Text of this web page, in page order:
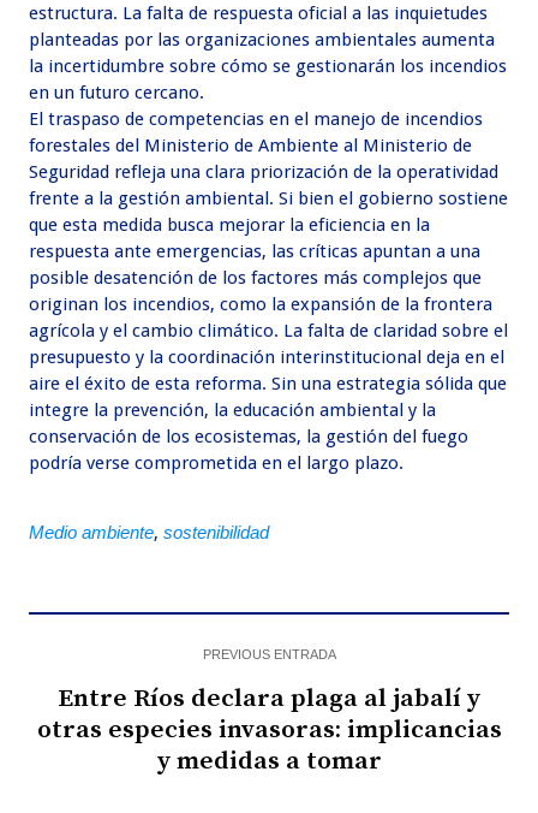
estructura. La falta de respuesta oficial a las inquietudes
planteadas por las organizaciones ambientales aumenta
la incertidumbre sobre cómo se gestionarán los incendios
en un futuro cercano.
El traspaso de competencias en el manejo de incendios
forestales del Ministerio de Ambiente al Ministerio de
Seguridad refleja una clara priorización de la operatividad
frente a la gestión ambiental. Si bien el gobierno sostiene
que esta medida busca mejorar la eficiencia en la
respuesta ante emergencias, las críticas apuntan a una
posible desatención de los factores más complejos que
originan los incendios, como la expansión de la frontera
agrícola y el cambio climático. La falta de claridad sobre el
presupuesto y la coordinación interinstitucional deja en el
aire el éxito de esta reforma. Sin una estrategia sólida que
integre la prevención, la educación ambiental y la
conservación de los ecosistemas, la gestión del fuego
podría verse comprometida en el largo plazo.
Medio ambiente,sostenibilidad
PREVIOUS ENTRADA
Entre Ríos declara plaga al jabalí y
otras especies invasoras: implicancias
y medidas a tomar